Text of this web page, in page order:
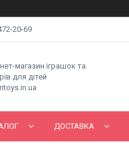
20-69
магазин іграшок та
для дітей
ДОСТАВКА